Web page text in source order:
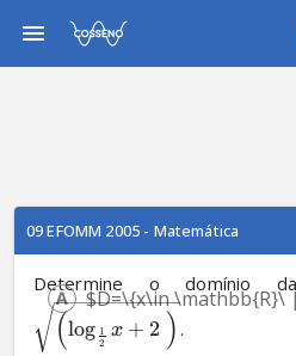
09 EFOMM 2005 - Matemática
Determine o domínio
(log
2
1 x + 2 ) .
$D=\{x\in \mathbb{R}\